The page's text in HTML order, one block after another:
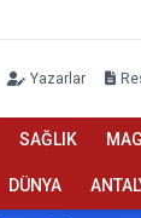
Yazarlar
SAĞLIK
DÜNYA